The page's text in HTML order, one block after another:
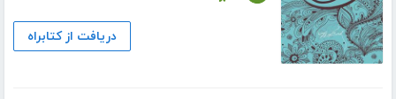
دریافت از کتابراه